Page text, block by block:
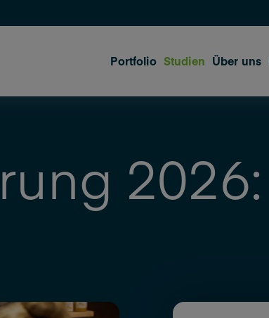
Portfolio Studien Über uns
2026: